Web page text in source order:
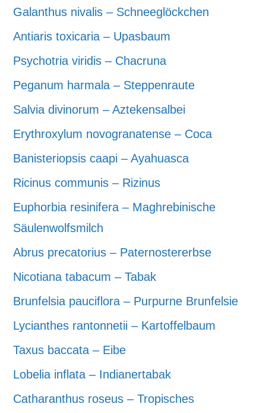
Galanthus nivalis – Schneeglöckchen
Antiaris toxicaria – Upasbaum
Psychotria viridis – Chacruna
Peganum harmala – Steppenraute
Salvia divinorum – Aztekensalbei
Erythroxylum novogranatense – Coca
Banisteriopsis caapi – Ayahuasca
Ricinus communis – Rizinus
Euphorbia resinifera – Maghrebinische
Säulenwolfsmilch
Abrus precatorius – Paternostererbse
Nicotiana tabacum – Tabak
Brunfelsia pauciflora – Purpurne Brunfelsie
Lycianthes rantonnetii – Kartoffelbaum
Taxus baccata – Eibe
Lobelia inflata – Indianertabak
Catharanthus roseus – Tropisches